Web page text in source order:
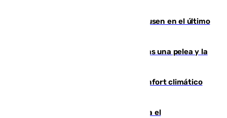
El Sevilla se desinfla ante el Leverkusen en el último
Tensión en la prisión de Alhaurín tras una pelea y la
Málaga contabiliza 148 zonas de confort climático
Marlaska notifica a la Unión Europea el